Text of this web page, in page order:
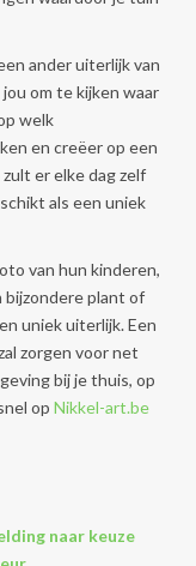
ander uiterlijk van
om te kijken waar
welk
en creëer op een
er elke dag zelf
als een uniek
van hun kinderen,
bijzondere plant of
uniek uiterlijk. Een
zorgen voor net
bij je thuis, op
op Nikkel-art.be
naar keuze